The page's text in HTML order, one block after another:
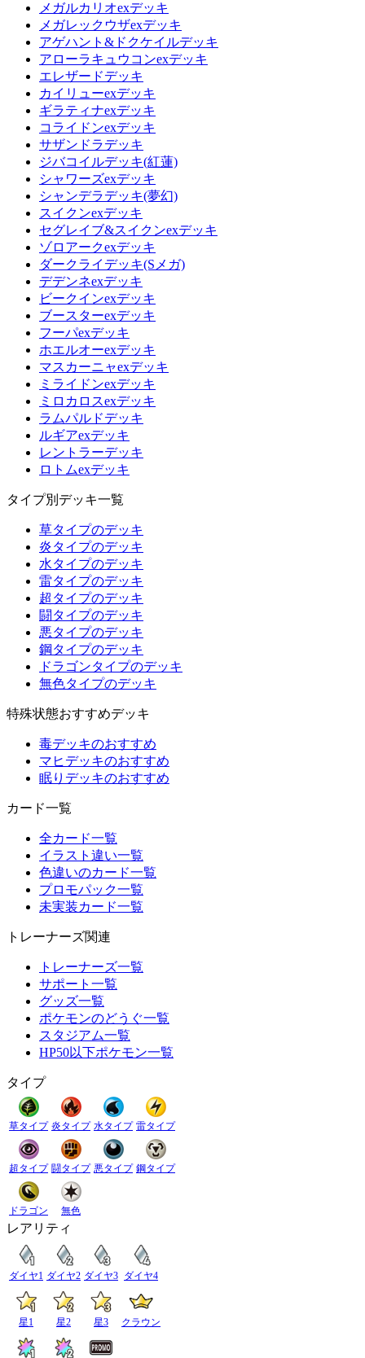
メガルカリオexデッキ
メガレックウザexデッキ
アゲハント&ドクケイルデッキ
アローラキュウコンexデッキ
エレザードデッキ
カイリューexデッキ
ギラティナexデッキ
コライドンexデッキ
サザンドラデッキ
ジバコイルデッキ(紅蓮)
シャワーズexデッキ
シャンデラデッキ(夢幻)
スイクンexデッキ
セグレイブ&スイクンexデッキ
ゾロアークexデッキ
ダークライデッキ(Sメガ)
デデンネexデッキ
ビークインexデッキ
ブースターexデッキ
フーパexデッキ
ホエルオーexデッキ
マスカーニャexデッキ
ミライドンexデッキ
ミロカロスexデッキ
ラムパルドデッキ
ルギアexデッキ
レントラーデッキ
ロトムexデッキ
タイプ別デッキ一覧
草タイプのデッキ
炎タイプのデッキ
水タイプのデッキ
雷タイプのデッキ
超タイプのデッキ
闘タイプのデッキ
悪タイプのデッキ
鋼タイプのデッキ
ドラゴンタイプのデッキ
無色タイプのデッキ
特殊状態おすすめデッキ
毒デッキのおすすめ
マヒデッキのおすすめ
眠りデッキのおすすめ
カード一覧
全カード一覧
イラスト違い一覧
色違いのカード一覧
プロモパック一覧
未実装カード一覧
トレーナーズ関連
トレーナーズ一覧
サポート一覧
グッズ一覧
ポケモンのどうぐ一覧
スタジアム一覧
HP50以下ポケモン一覧
タイプ
草タイプ 炎タイプ 水タイプ 雷タイプ
超タイプ 闘タイプ 悪タイプ 鋼タイプ
ドラゴン 無色
レアリティ
ダイヤ1 ダイヤ2 ダイヤ3 ダイヤ4
星1 星2 星3 クラウン